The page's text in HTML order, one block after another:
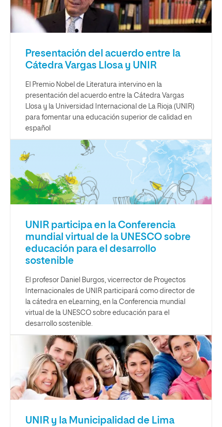
Presentación del acuerdo entre la
Cátedra Vargas Llosa y UNIR
El Premio Nobel de Literatura intervino en la
presentación del acuerdo entre la Cátedra Vargas
Llosa y la Universidad Internacional de La Rioja (UNIR)
para fomentar una educación superior de calidad en
español
UNIR participa en la Conferencia
mundial virtual de la UNESCO sobre
educación para el desarrollo
sostenible
El profesor Daniel Burgos, vicerrector de Proyectos
Internacionales de UNIR participará como director de
la cátedra en eLearning, en la Conferencia mundial
virtual de la UNESCO sobre educación para el
desarrollo sostenible.
UNIR y la Municipalidad de Lima